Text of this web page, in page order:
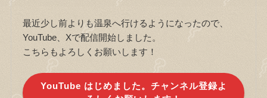
最近少し前よりも温泉へ行けるようになったので、
YouTube、Xで配信開始しました。
こちらもよろしくお願いします！
YouTube はじめました。チャンネル登録よ